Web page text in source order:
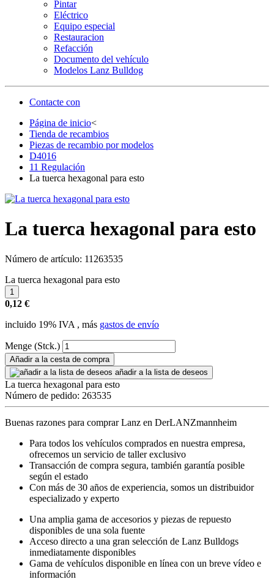
Pintar
Eléctrico
Equipo especial
Restauracion
Refacción
Documento del vehículo
Modelos Lanz Bulldog
Contacte con
Página de inicio<
Tienda de recambios
Piezas de recambio por modelos
D4016
11 Regulación
La tuerca hexagonal para esto
La tuerca hexagonal para esto
Número de artículo: 11263535
La tuerca hexagonal para esto
0,12 €
incluido 19% IVA , más gastos de envío
Menge (Stck.)
Añadir a la cesta de compra
añadir a la lista de deseos
La tuerca hexagonal para esto
Número de pedido: 263535
Buenas razones para comprar Lanz en DerLANZmannheim
Para todos los vehículos comprados en nuestra empresa,
ofrecemos un servicio de taller exclusivo
Transacción de compra segura, también garantía posible
según el estado
Con más de 30 años de experiencia, somos un distribuidor
especializado y experto
Una amplia gama de accesorios y piezas de repuesto
disponibles de una sola fuente
Acceso directo a una gran selección de Lanz Bulldogs
inmediatamente disponibles
Gama de vehículos disponible en línea con un breve vídeo e
información